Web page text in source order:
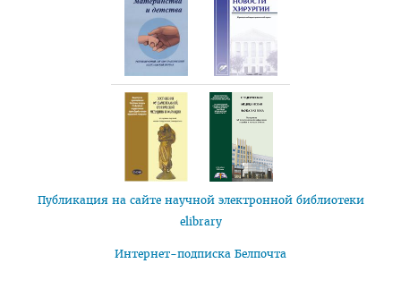
Публикация на сайте научной электронной библиотеки
elibrary
Интернет-подписка Белпочта